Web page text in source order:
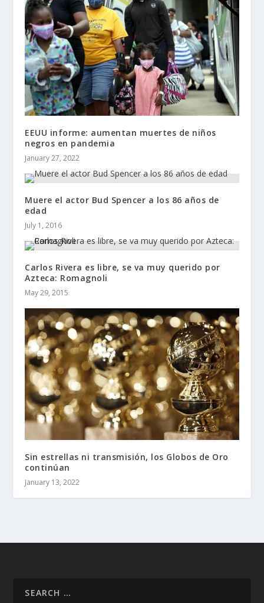
EEUU informe: aumentan muertes de niños
negros en pandemia
January 27, 2022
Muere el actor Bud Spencer a los 86 años de
edad
July 1, 2016
Carlos Rivera es libre, se va muy querido por
Azteca: Romagnoli
May 29, 2015
Sin estrellas ni transmisión, los Globos de Oro
continúan
January 13, 2022